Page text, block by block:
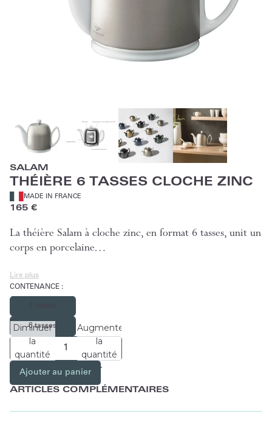
SALAM
THÉIÈRE 6 TASSES CLOCHE ZINC
MADE IN FRANCE
165 €
La théière Salam à cloche zinc, en format 6 tasses, unit un
corps en porcelaine…
Lire plus
CONTENANCE :
6 tasses
Diminuer
la
quantité
Augmenter
la
quantité
Ajouter au panier
ARTICLES COMPLÉMENTAIRES